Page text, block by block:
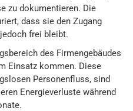
zu dokumentieren. Die
dass sie den Zugang
frei bleibt.
des Firmengebäudes
Einsatz kommen. Diese
Personenfluss, sind
Energieverluste während